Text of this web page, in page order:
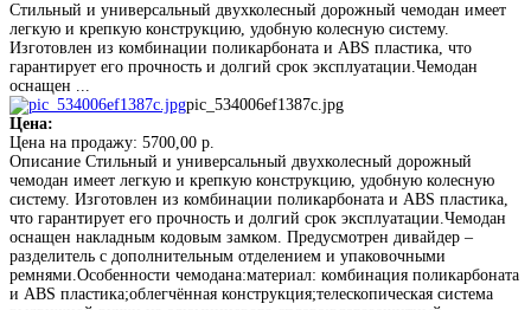
Стильный и универсальный двухколесный дорожный чемодан имеет
легкую и крепкую конструкцию, удобную колесную систему.
Изготовлен из комбинации поликарбоната и ABS пластика, что
гарантирует его прочность и долгий срок эксплуатации.Чемодан
оснащен ...
pic_534006ef1387c.jpg
Цена:
Цена на продажу: 5700,00 р.
Описание Стильный и универсальный двухколесный дорожный
чемодан имеет легкую и крепкую конструкцию, удобную колесную
систему. Изготовлен из комбинации поликарбоната и ABS пластика,
что гарантирует его прочность и долгий срок эксплуатации.Чемодан
оснащен накладным кодовым замком. Предусмотрен дивайдер –
разделитель с дополнительным отделением и упаковочными
ремнями.Особенности чемодана:материал: комбинация поликарбоната
и ABS пластика;облегчённая конструкция;телескопическая система